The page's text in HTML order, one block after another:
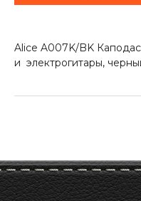
Alice A007K/BK
и электрогитары,